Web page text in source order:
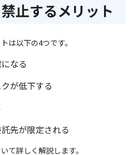
止するメリット
は以下の4つです。
なる
が低下する
先が限定される
て詳しく解説します。